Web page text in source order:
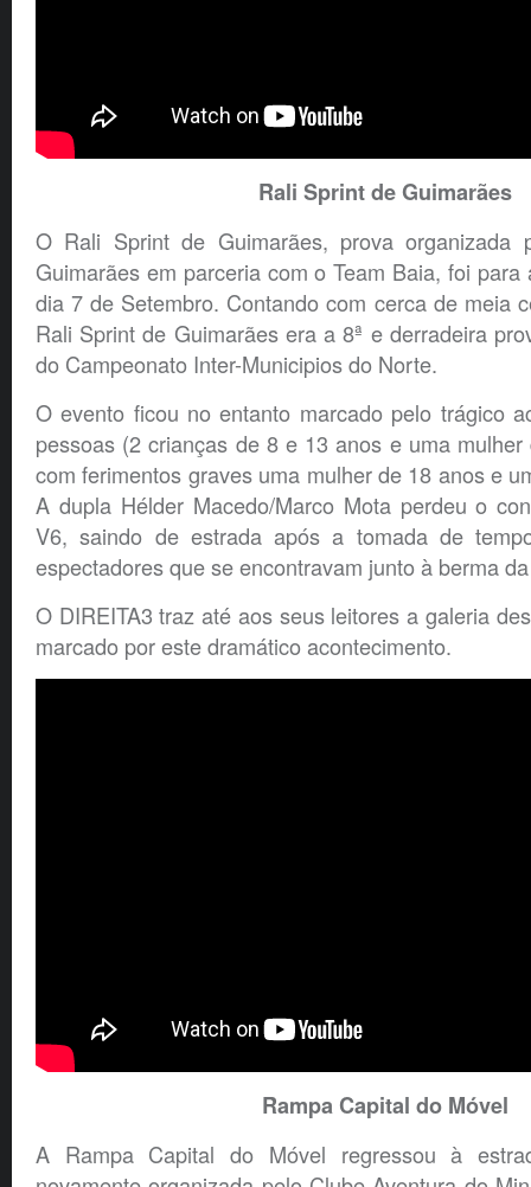
Rali Sprint de Guimarães
O Rali Sprint de Guimarães, prova organizada
Guimarães em parceria com o Team Baia, foi
dia 7 de Setembro. Contando com cerca de meia
Rali Sprint de Guimarães era a 8ª e derradeira
do Campeonato Inter-Municipios do Norte.
O evento ficou no entanto marcado pelo trágico
pessoas (2 crianças de 8 e 13 anos e uma
com ferimentos graves uma mulher de 18 anos e
A dupla Hélder Macedo/Marco Mota perdeu o
V6, saindo de estrada após a tomada de
espectadores que se encontravam junto à berma
O DIREITA3 traz até aos seus leitores a galeria
marcado por este dramático acontecimento.
Rampa Capital do Móvel
A Rampa Capital do Móvel regressou à